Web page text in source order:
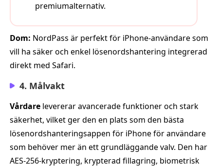
premiumalternativ.
Dom: NordPass är perfekt för iPhone-användare som
vill ha säker och enkel lösenordshantering integrerad
direkt med Safari.
4. Målvakt
Vårdare levererar avancerade funktioner och stark
säkerhet, vilket ger den en plats som den bästa
lösenordshanteringsappen för iPhone för användare
som behöver mer än ett grundläggande valv. Den har
AES-256-kryptering, krypterad fillagring, biometrisk